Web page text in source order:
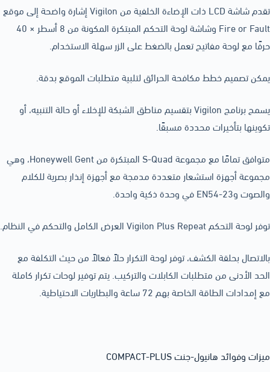
تقدم شاشة LCD ذات الإضاءة الخلفية من Vigilon إشارة واضحة إلى موقع
Fire or Fault وشاشة لوحة التحكم المبتكرة المكونة من 8 أسطر × 40
حرفًا مع لوحة مفاتيح تعمل بالضغط على الزر سهلة الاستخدام.
يمكن تصميم خطط مكافحة الحرائق لتلبية متطلبات الموقع بدقة.
يسمح برنامج Vigilon بتقسيم مناطق الشبكة للإخلاء أو حالة التنبيه، أو
تكوينها بتأخيرات محددة مسبقًا.
متوافق تمامًا مع مجموعة S-Quad المبتكرة من Honeywell Gent، وهي
مجموعة أجهزة استشعار متعددة مدمجة مع أجهزة إنذار بصرية للكلام
والصوت وEN54-23 في وحدة ذكية واحدة.
توفر لوحة التحكم Vigilon Plus Repeat العرض الكامل والتحكم في النظام.
بالاتصال بحلقة الكشف، توفر لوحة التكرار حلاً فعالاً من حيث التكلفة مع
الحد الأدنى من متطلبات الكابلات والتركيب. يتم توفير لوحات تكرار كاملة
مع إمدادات الطاقة الخاصة بهم 72 ساعة والبطاريات الاحتياطية.
ميزات وفوائد هانيول-جنت COMPACT-PLUS